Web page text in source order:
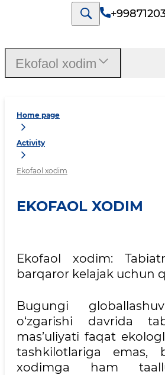
Home page
Activity
Ekofaol xodim
EKOFAOL XODIM
Ekofaol xodim:
barqaror kelajak uchun
Bugungi
o‘zgarishi davrida
mas’uliyati faqat
tashkilotlariga
xodimga ham
Ekofaol xodim